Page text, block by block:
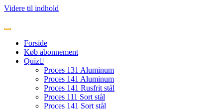
Videre til indhold
Forside
Køb abonnement
Quiz
Proces 131 Aluminum
Proces 141 Aluminum
Proces 141 Rusfrit stål
Proces 111 Sort stål
Proces 141 Sort stål